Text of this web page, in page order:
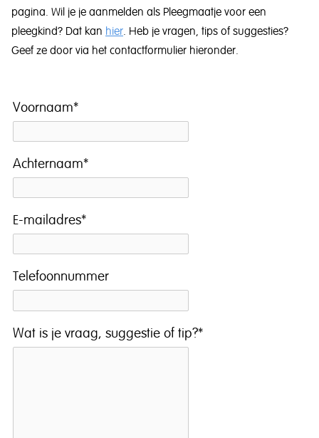
pagina. Wil je je aanmelden als Pleegmaatje voor een
pleegkind? Dat kan hier. Heb je vragen, tips of suggesties?
Geef ze door via het contactformulier hieronder.
Voornaam*
Achternaam*
E-mailadres*
Telefoonnummer
Wat is je vraag, suggestie of tip?*